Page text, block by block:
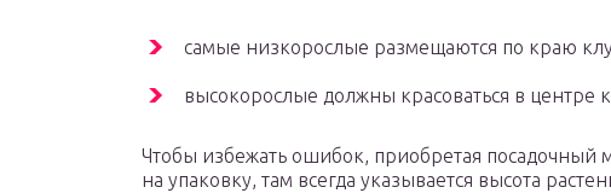
самые низкорослые размещаются по краю
высокорослые должны красоваться в центре
Чтобы избежать ошибок, приобретая посадочный
на упаковку, там всегда указывается высота